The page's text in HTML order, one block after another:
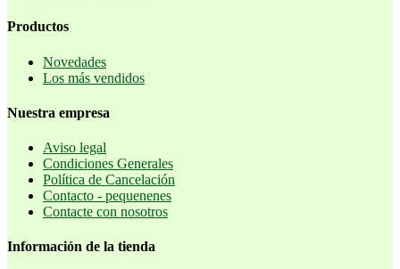
Productos
Novedades
Los más vendidos
Nuestra empresa
Aviso legal
Condiciones Generales
Política de Cancelación
Contacto - pequenenes
Contacte con nosotros
Información de la tienda